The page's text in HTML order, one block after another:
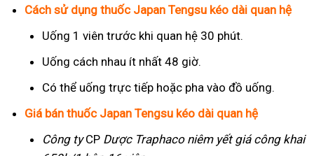
Cách sử dụng thuốc Japan Tengsu kéo dài quan hệ
Uống 1 viên trước khi quan hệ 30 phút.
Uống cách nhau ít nhất 48 giờ.
Có thể uống trực tiếp hoặc pha vào đồ uống.
Giá bán thuốc Japan Tengsu kéo dài quan hệ
Công tyCP Dược Traphaconiêm yết giá công khai